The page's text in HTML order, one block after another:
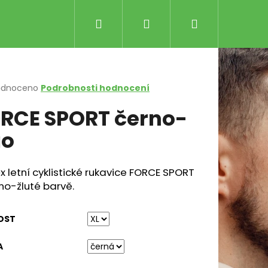
Přihlášení
košík
Podrobnosti hodnocení
SPORT černo-
letní cyklistické rukavice FORCE SPORT
žluté barvě.
ČERNO-MODRÉ